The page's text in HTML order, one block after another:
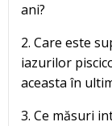
ani?
2. Care este
iazurilor
aceasta în
3. Ce măsuri